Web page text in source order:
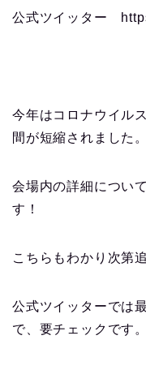
公式ツイッター
今年はコロナウイル
間が短縮されました。
会場内の詳細につい
す！
こちらもわかり次第
公式ツイッターでは
で、要チェックです。